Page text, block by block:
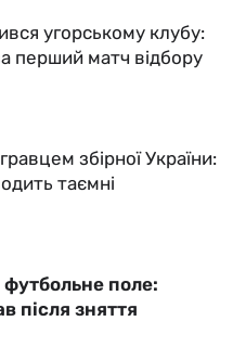
угорському клубу:
перший матч відбору
збірної України:
таємні
поле:
після зняття